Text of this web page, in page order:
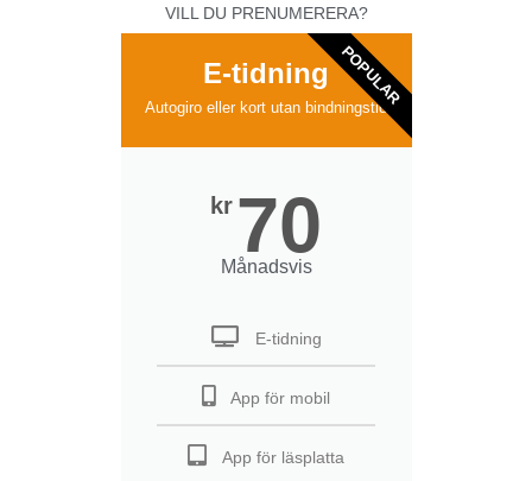
VILL DU PRENUMERERA?
E-tidning
Autogiro eller kort utan bindningstid
kr 70
Månadsvis
E-tidning
App för mobil
App för läsplatta
POPULAR